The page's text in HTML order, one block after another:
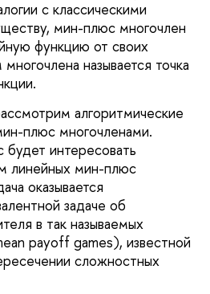
с классическими
мин-плюс многочлен
функцию от своих
называется точка
алгоритмические
плюс многочленами.
будет интересовать
линейных мин-плюс
оказывается
задаче об
в так называемых
payoff games), известной
сложностных